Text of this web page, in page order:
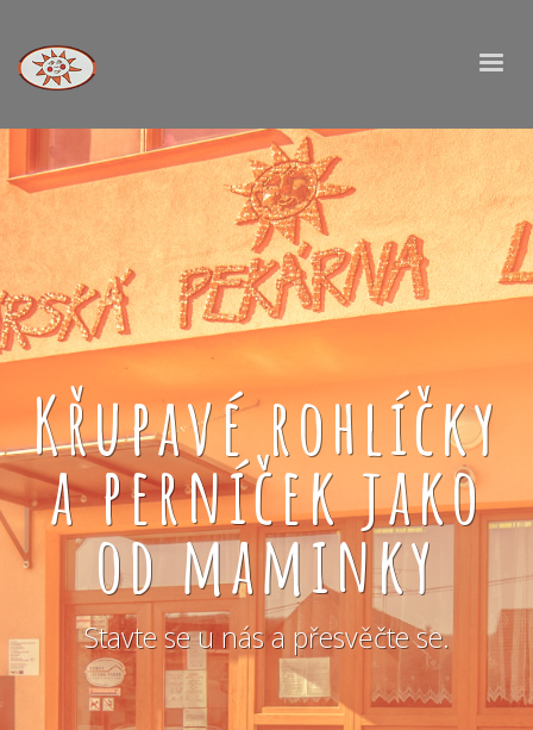
Křupavé rohlíčky
a perníček jako
od maminky
Stavte se u nás a přesvěčte se.